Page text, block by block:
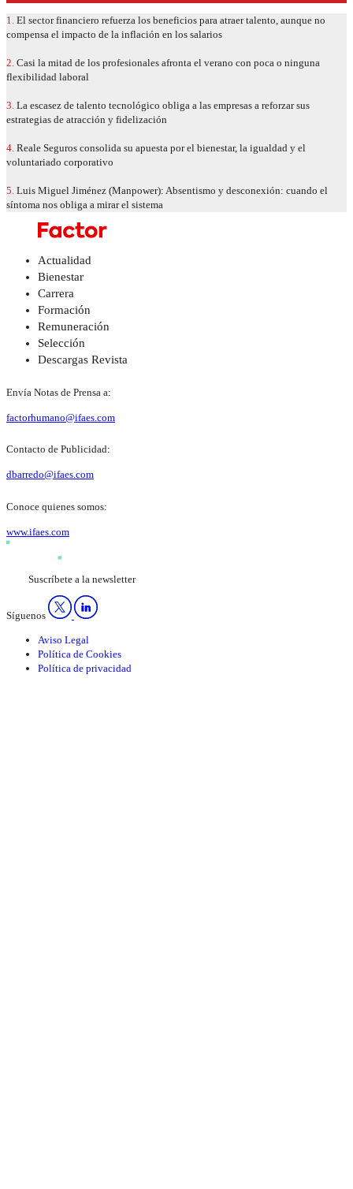
1. El sector financiero refuerza los beneficios para atraer talento, aunque no
compensa el impacto de la inflación en los salarios
2. Casi la mitad de los profesionales afronta el verano con poca o ninguna
flexibilidad laboral
3. La escasez de talento tecnológico obliga a las empresas a reforzar sus
estrategias de atracción y fidelización
4. Reale Seguros consolida su apuesta por el bienestar, la igualdad y el
voluntariado corporativo
5. Luis Miguel Jiménez (Manpower): Absentismo y desconexión: cuando el
síntoma nos obliga a mirar el sistema
Actualidad
Bienestar
Carrera
Formación
Remuneración
Selección
Descargas Revista
Envía Notas de Prensa a:
factorhumano@ifaes.com
Contacto de Publicidad:
dbarredo@ifaes.com
Conoce quienes somos:
www.ifaes.com
Suscríbete a la newsletter
Síguenos
Aviso Legal
Política de Cookies
Política de privacidad